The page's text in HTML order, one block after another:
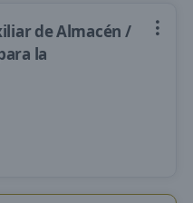
de Almacén /
la